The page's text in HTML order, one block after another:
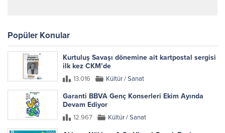
Popüler Konular
Kurtuluş Savaşı dönemine ait kartpostal sergisi
ilk kez CKM’de
13.016 Kültür / Sanat
Garanti BBVA Genç Konserleri Ekim Ayında
Devam Ediyor
12.967 Kültür / Sanat